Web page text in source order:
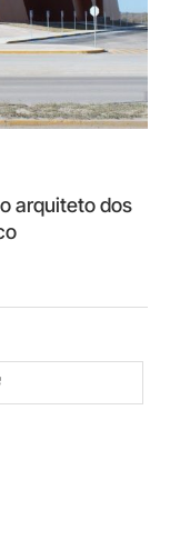
arquiteto dos